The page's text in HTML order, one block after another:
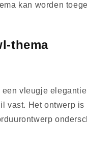
kan worden
thema
een vleugje
Het ontwerp